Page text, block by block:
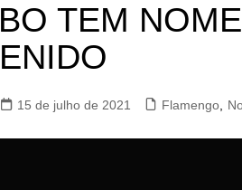
TEM
15 de julho de 2021 Flamengo